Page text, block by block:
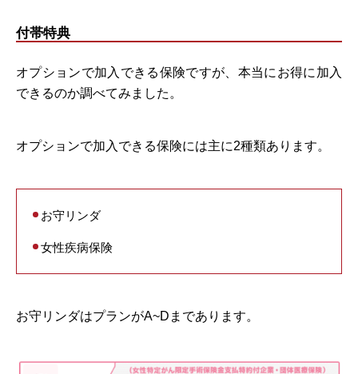
付帯特典
オプションで加入できる保険ですが、本当にお得に加入
できるのか調べてみました。
オプションで加入できる保険には主に2種類あります。
お守リンダ
女性疾病保険
お守リンダはプランがA~Dまであります。